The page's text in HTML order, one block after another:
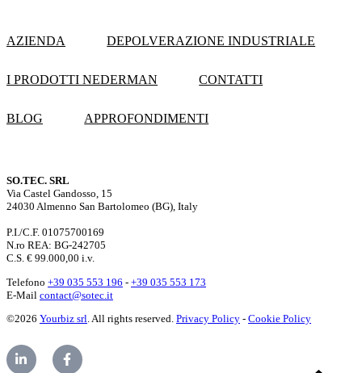
AZIENDA DEPOLVERAZIONE INDUSTRIALE
I PRODOTTI NEDERMAN CONTATTI
BLOG APPROFONDIMENTI
SO.TEC. SRL
Via Castel Gandosso, 15
24030 Almenno San Bartolomeo (BG), Italy
P.I./C.F. 01075700169
N.ro REA: BG-242705
C.S. € 99.000,00 i.v.
Telefono +39 035 553 196 - +39 035 553 173
E-Mail contact@sotec.it
©2026 Yourbiz srl . All rights reserved. Privacy Policy - Cookie Policy